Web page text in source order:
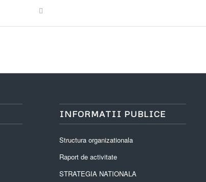
INFORMATII PUBLICE
Structura organizationala
Raport de activitate
STRATEGIA NATIONALA